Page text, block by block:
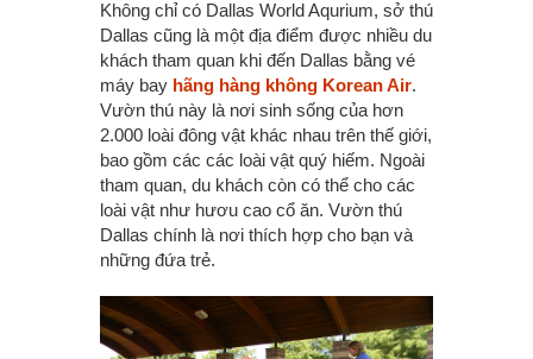
Không chỉ có Dallas World Aqurium, sở thú
Dallas cũng là một địa điểm được nhiều du
khách tham quan khi đến Dallas bằng vé
máy bay hãng hàng không Korean Air.
Vườn thú này là nơi sinh sống của hơn
2.000 loài đông vật khác nhau trên thế giới,
bao gồm các các loài vật quý hiếm. Ngoài
tham quan, du khách còn có thể cho các
loài vật như hươu cao cổ ăn. Vườn thú
Dallas chính là nơi thích hợp cho bạn và
những đứa trẻ.